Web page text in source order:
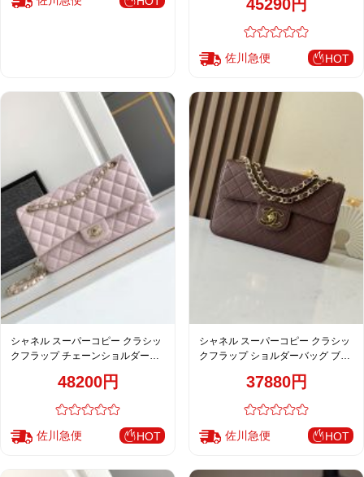
45290円
佐川急便 HOT
シャネル スーパーコピー クラシッ
クフラップ チェーンショルダーバ
48200円
佐川急便 HOT
シャネル スーパーコピー クラシッ
クフラップ ショルダーバッグ ブラ
37880円
佐川急便 HOT